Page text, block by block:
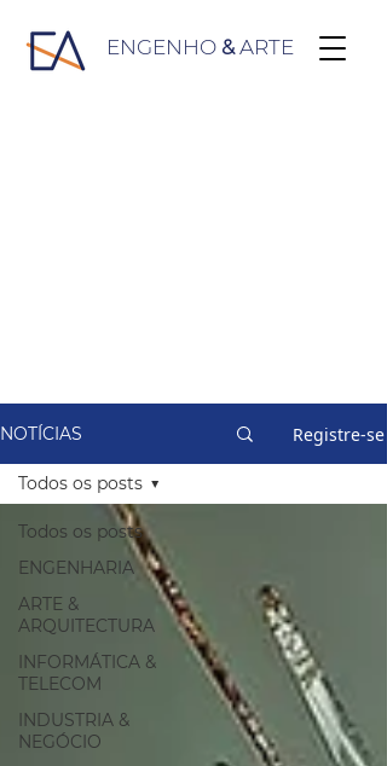
ENGENHO &ARTE
NOTÍCIAS Registre-se
Todos os posts
ENGENHARIA
ARTE &
ARQUITECTURA
INFORMÁTICA &
TELECOM
INDUSTRIA &
NEGÓCIO
Todos os posts